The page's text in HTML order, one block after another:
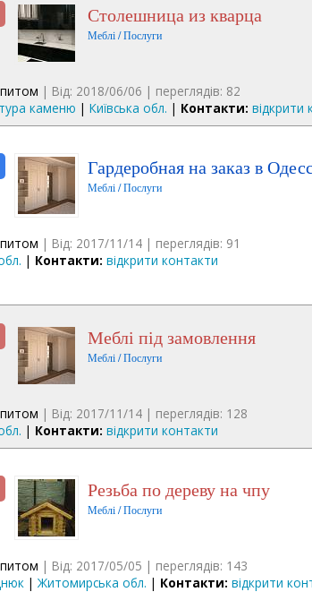
Столешница из кварца
Меблі / Послуги
| Від: 2018/06/06 | переглядів: 82
каменю | Київська обл. | Контакти: відкрити
Гардеробная на заказ в
Меблі / Послуги
| Від: 2017/11/14 | переглядів: 91
| Контакти: відкрити контакти
Меблі під замовлення
Меблі / Послуги
| Від: 2017/11/14 | переглядів: 128
| Контакти: відкрити контакти
резьба по дереву на чпу
Меблі / Послуги
| Від: 2017/05/05 | переглядів: 143
| Житомирська обл. | Контакти: відкрити